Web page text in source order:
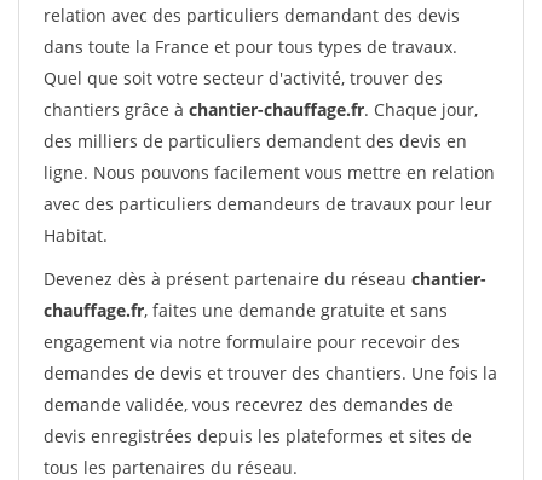
relation avec des particuliers demandant des devis
dans toute la France et pour tous types de travaux.
Quel que soit votre secteur d'activité, trouver des
chantiers grâce à chantier-chauffage.fr. Chaque jour,
des milliers de particuliers demandent des devis en
ligne. Nous pouvons facilement vous mettre en relation
avec des particuliers demandeurs de travaux pour leur
Habitat.
Devenez dès à présent partenaire du réseau chantier-
chauffage.fr, faites une demande gratuite et sans
engagement via notre formulaire pour recevoir des
demandes de devis et trouver des chantiers. Une fois la
demande validée, vous recevrez des demandes de
devis enregistrées depuis les plateformes et sites de
tous les partenaires du réseau.